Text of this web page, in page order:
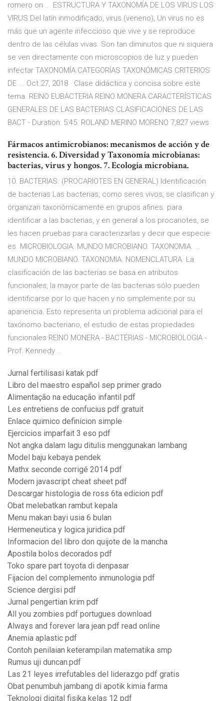
romero on ... ESTRUCTURA Y TAXONOMÍA DE LOS VIRUS LOS
VIRUS Del latín inmodificado, virus (veneno), Un virus no es
más que un agente infeccioso que vive y se reproduce
dentro de las células vivas. Son tan diminutos que ni siquiera
se ven directamente con microscopios de luz y pueden
infectar TAXONOMÍA CATEGORÍAS TAXONÓMICAS CRITERIOS
DE ... Oct 27, 2018 · Clase didáctica y concisa sobre este
tema. REINO EUBACTERIA REINO MONERA CARACTERÍSTICAS
GENERALES DE LAS BACTERIAS CLASIFICACIONES DE LAS
BACT - Duration: 5:45. ROLAND MERINO MORENO 7,827 views
Fármacos antimicrobianos: mecanismos de acción y de
resistencia. 6. Diversidad y Taxonomía microbianas:
bacterias, virus y hongos. 7. Ecología microbiana.
10. BACTERIAS. (PROCARIOTES EN GENERAL) Identificación
de bacterias Las bacterias, como seres vivos, se clasifican y
organizan taxonómicamente en grupos afines. para
identificar a las bacterias, y en general a los procariotes, se
les hacen pruebas para caracterizarlas y decir que especie
es. MICROBIOLOGIA. MUNDO MICROBIANO. TAXONOMIA. …
MUNDO MICROBIANO. TAXONOMIA. NOMENCLATURA. La
clasificación de las bacterias se basa en atributos
funcionales, la mayor parte de las bacterias sólo pueden
identificarse por lo que hacen y no simplemente por su
apariencia. Esto representa un problema adicional para el
taxónomo bacteriano, el estudio de estas propiedades
funcionales REINO MONERA - BACTÉRIAS - MICROBIOLOGIA -
Prof. Kennedy …
Jurnal fertilisasi katak pdf
Libro del maestro español sep primer grado
Alimentação na educação infantil pdf
Les entretiens de confucius pdf gratuit
Enlace quimico definicion simple
Ejercicios imparfait 3 eso pdf
Not angka dalam lagu ditulis menggunakan lambang
Model baju kebaya pendek
Mathx seconde corrigé 2014 pdf
Modern javascript cheat sheet pdf
Descargar histologia de ross 6ta edicion pdf
Obat melebatkan rambut kepala
Menu makan bayi usia 6 bulan
Hermeneutica y logica juridica pdf
Informacion del libro don quijote de la mancha
Apostila bolos decorados pdf
Toko spare part toyota di denpasar
Fijacion del complemento inmunologia pdf
Science dergisi pdf
Jurnal pengertian krim pdf
All you zombies pdf portugues download
Always and forever lara jean pdf read online
Anemia aplastic pdf
Contoh penilaian keterampilan matematika smp
Rumus uji duncan.pdf
Las 21 leyes irrefutables del liderazgo pdf gratis
Obat penumbuh jambang di apotik kimia farma
Teknologi digital fisika kelas 12 pdf